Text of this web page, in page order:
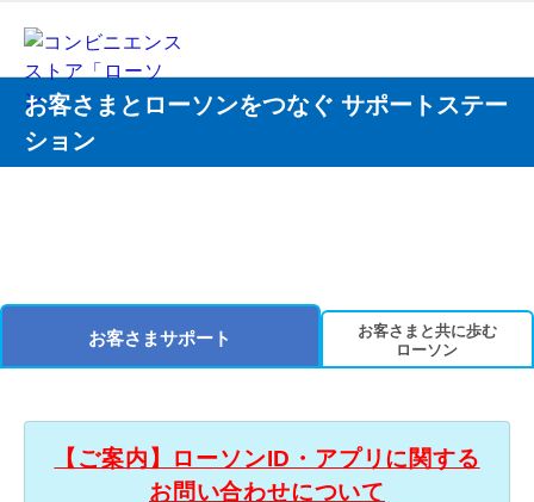
お客さまとローソンをつなぐ サポートステー
ション
お客さまサポート
お客さまと共に歩む
ローソン
【ご案内】ローソンID・アプリに関する
お問い合わせについて